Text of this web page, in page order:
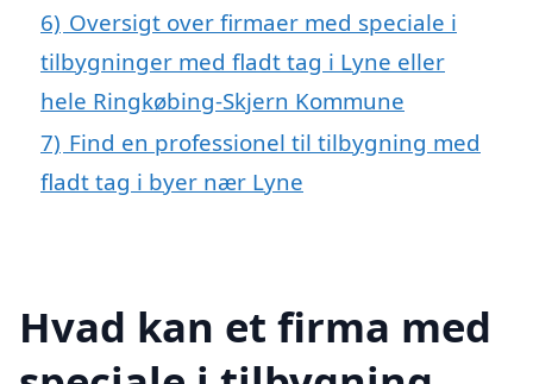
6) Oversigt over firmaer med speciale i
tilbygninger med fladt tag i Lyne eller
hele Ringkøbing-Skjern Kommune
7) Find en professionel til tilbygning med
fladt tag i byer nær Lyne
Hvad kan et firma med